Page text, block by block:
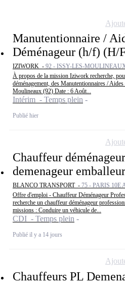
Manutentionnaire /
Déménageur (h/f) (H/
IZIWORK - 92 - ISSY-LES-
À propos de la mission Iziwork recherche,
déménagement, des Manutentionnaires /
Moulineaux (92) Date : 6 Août...
Intérim - Temps plein
Publié hier
Chauffeur
demenageur
BLANCO TRANSPORT - 75 - PARIS 10E
Offre d'emploi - Chauffeur Déménageur
recherche un chauffeur déménageur
missions : Conduire un véhicule de...
CDI - Temps plein
Publié il y a 14 jours
Chauffeurs PL